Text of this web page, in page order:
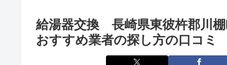
給湯器交換 長崎県東彼杵郡川
おすすめ業者の探し方の口コミ